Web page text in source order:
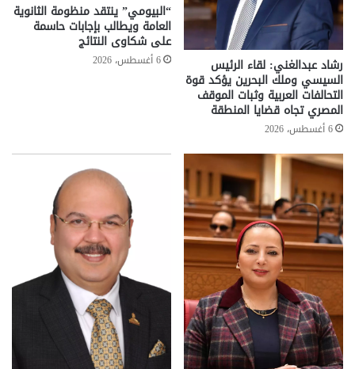
رشاد عبدالغني: لقاء الرئيس
السيسي وملك البحرين يؤكد قوة
التحالفات العربية وثبات الموقف
المصري تجاه قضايا المنطقة
6 أغسطس، 2026
“البيومي” ينتقد منظومة الثانوية
العامة ويطالب بإجابات حاسمة
على شكاوى النتائج
6 أغسطس، 2026